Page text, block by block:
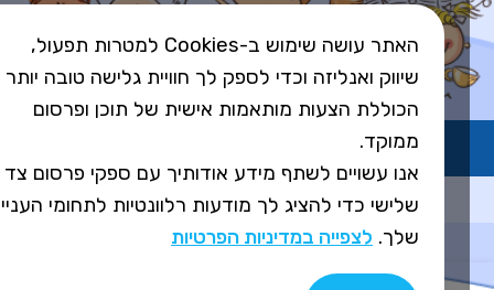
Design&Code by Elevate
האתר עושה שימוש ב-Cookies למטרות תפעול,
שיווק ואנליזה וכדי לספק לך חוויית גלישה טובה יותר
הכוללת הצעות מותאמות אישית של תוכן ופרסום
ממוקד.
אנו עשויים לשתף מידע אודותיך עם ספקי פרסום צד
שלישי כדי להציג לך מודעות רלוונטיות לתחומי העניין
שלך.לצפייה במדיניות הפרטיות